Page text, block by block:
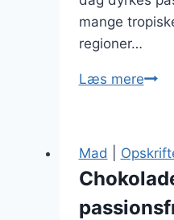
mange
regioner…
Læs mere
køler
på
Mad